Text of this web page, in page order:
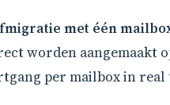
met één
worden aangemaakt
per mailbox in